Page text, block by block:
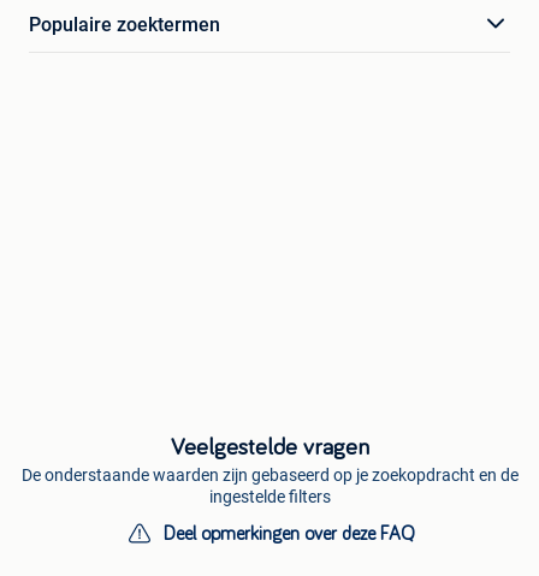
Populaire zoektermen
Veelgestelde vragen
De onderstaande waarden zijn gebaseerd op je zoekopdracht en de
ingestelde filters
Deel opmerkingen over deze FAQ